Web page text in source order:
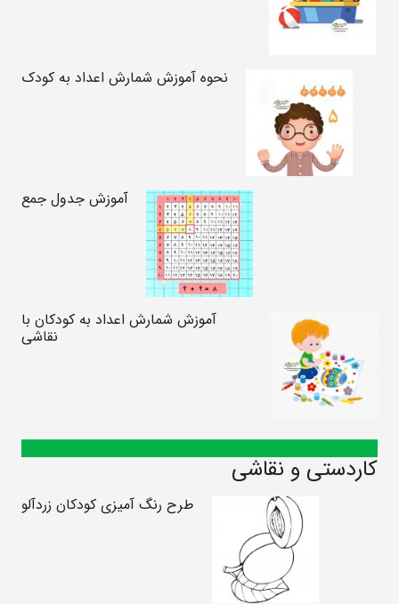
نحوه آموزش شمارش اعداد به کودک
آموزش جدول جمع
آموزش شمارش اعداد به کودکان با
نقاشی
کاردستی و نقاشی
طرح رنگ آمیزی کودکان زردآلو